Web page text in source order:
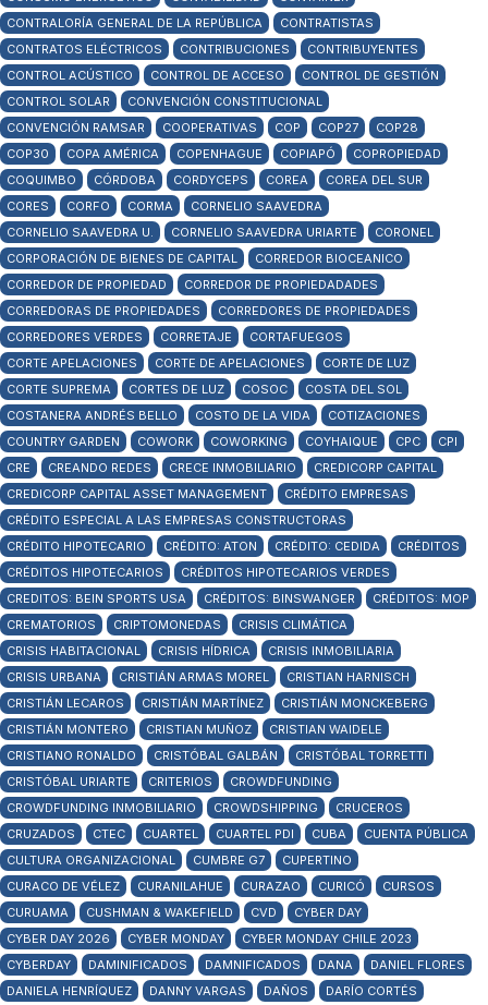
CONTRALORÍA GENERAL DE LA REPÚBLICA
CONTRATISTAS
CONTRATOS ELÉCTRICOS
CONTRIBUCIONES
CONTRIBUYENTES
CONTROL ACÚSTICO
CONTROL DE ACCESO
CONTROL DE GESTIÓN
CONTROL SOLAR
CONVENCIÓN CONSTITUCIONAL
CONVENCIÓN RAMSAR
COOPERATIVAS COP COP27
COP28
COP30
COPA AMÉRICA COPENHAGUE COPIAPÓ
COPROPIEDAD
COQUIMBO
CÓRDOBA CORDYCEPS COREA
COREA DEL SUR
CORES
CORFO CORMA
CORNELIO SAAVEDRA
CORNELIO SAAVEDRA U.
CORNELIO SAAVEDRA URIARTE
CORONEL
CORPORACIÓN DE BIENES DE CAPITAL
CORREDOR BIOCEANICO
CORREDOR DE PROPIEDAD
CORREDOR DE PROPIEDADADES
CORREDORAS DE PROPIEDADES
CORREDORES DE PROPIEDADES
CORREDORES VERDES
CORRETAJE
CORTAFUEGOS
CORTE APELACIONES
CORTE DE APELACIONES
CORTE DE LUZ
CORTE SUPREMA
CORTES DE LUZ COSOC
COSTA DEL SOL
COSTANERA ANDRÉS BELLO
COSTO DE LA VIDA
COTIZACIONES
COUNTRY GARDEN
COWORK COWORKING COYHAIQUE CPC
CPI
CRE
CREANDO REDES CRECE INMOBILIARIO
CREDICORP CAPITAL
CREDICORP CAPITAL ASSET MANAGEMENT
CRÉDITO EMPRESAS
CRÉDITO ESPECIAL A LAS EMPRESAS CONSTRUCTORAS
CRÉDITO HIPOTECARIO
CRÉDITO: ATON CRÉDITO: CEDIDA
CRÉDITOS
CRÉDITOS HIPOTECARIOS
CRÉDITOS HIPOTECARIOS VERDES
CREDITOS: BEIN SPORTS USA
CRÉDITOS: BINSWANGER
CRÉDITOS: MOP
CREMATORIOS
CRIPTOMONEDAS
CRISIS CLIMÁTICA
CRISIS HABITACIONAL
CRISIS HÍDRICA
CRISIS INMOBILIARIA
CRISIS URBANA
CRISTIÁN ARMAS MOREL
CRISTIAN HARNISCH
CRISTIÁN LECAROS
CRISTIÁN MARTÍNEZ
CRISTIÁN MONCKEBERG
CRISTIÁN MONTERO
CRISTIAN MUÑOZ
CRISTIAN WAIDELE
CRISTIANO RONALDO
CRISTÓBAL GALBÁN
CRISTÓBAL TORRETTI
CRISTÓBAL URIARTE
CRITERIOS
CROWDFUNDING
CROWDFUNDING INMOBILIARIO
CROWDSHIPPING
CRUCEROS
CRUZADOS
CTEC CUARTEL CUARTEL PDI CUBA
CUENTA PÚBLICA
CULTURA ORGANIZACIONAL
CUMBRE G7
CUPERTINO
CURACO DE VÉLEZ
CURANILAHUE CURAZAO CURICÓ
CURSOS
CURUAMA
CUSHMAN & WAKEFIELD CVD
CYBER DAY
CYBER DAY 2026
CYBER MONDAY
CYBER MONDAY CHILE 2023
CYBERDAY
DAMINIFICADOS DAMNIFICADOS DANA
DANIEL FLORES
DANIELA HENRÍQUEZ
DANNY VARGAS DAÑOS
DARÍO CORTÉS